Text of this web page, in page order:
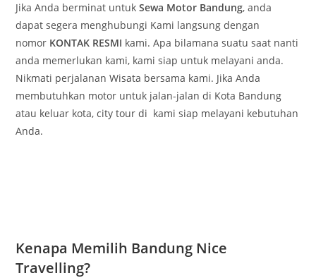
Jika Anda berminat untukSewa Motor Bandung, anda
dapat segera menghubungi Kami langsung dengan
nomor KONTAK RESMI kami. Apa bilamana suatu saat nanti
anda memerlukan kami, kami siap untuk melayani anda.
Nikmati perjalanan Wisata bersama kami. Jika Anda
membutuhkan motor untuk jalan-jalan di Kota Bandung
atau keluar kota, city tour di kami siap melayani kebutuhan
Anda.
Kenapa Memilih Bandung Nice
Travelling?